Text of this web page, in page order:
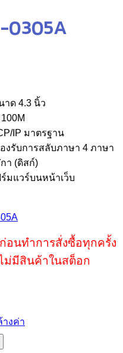
0305A
าด 4.3 นิ้ว
IP มาตรฐาน
งรับการสลับภาษา 4 ภาษา
า (ดิสก์)
มแวร์บนหน้าเว็บ
อนทำการสั่งซื้อทุกครั้ง
ม่มีสินค้าในสต็อก
างค่า